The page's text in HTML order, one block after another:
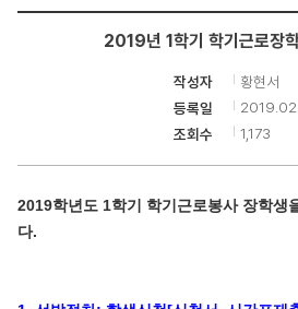
학
2019년 1학기 학기근로장
작성자
황현서
등록일
조회수
1,173
2019학년도 1학기 학기근로봉사 장학생
다.